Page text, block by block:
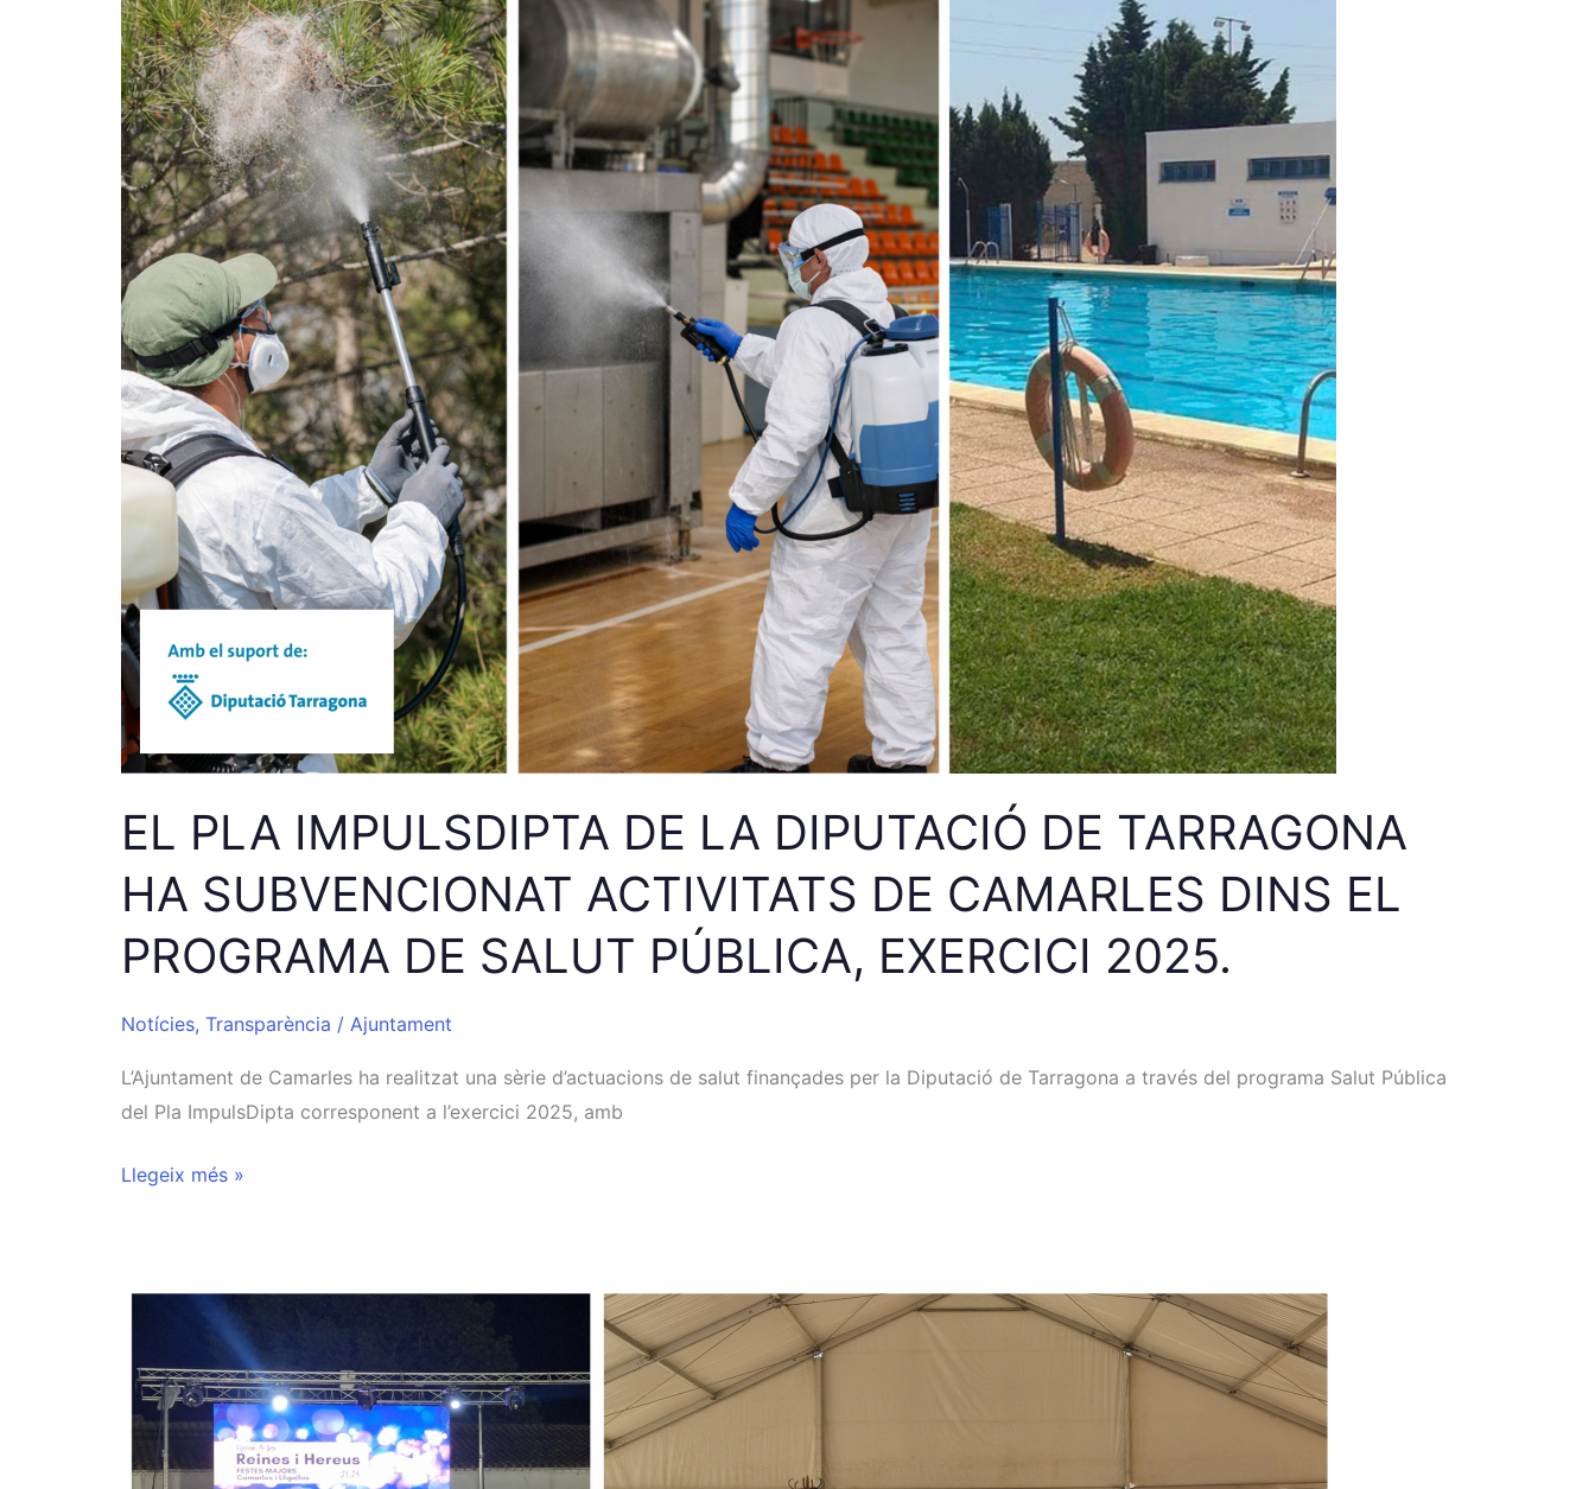
EL PLA IMPULSDIPTA DE LA DIPUTACIÓ DE TARRAGONA
HA SUBVENCIONAT ACTIVITATS DE CAMARLES DINS EL
PROGRAMA DE SALUT PÚBLICA, EXERCICI 2025.
Notícies, Transparència / Ajuntament
L’Ajuntament de Camarles ha realitzat una sèrie d’actuacions de salut finançades per la Diputació de Tarragona a través del programa Salut Pública
del Pla ImpulsDipta corresponent a l’exercici 2025, amb
DE
LA
DIPUTACIÓ
DE
TARRAGONA
HA
SUBVENCIONAT
ACTIVITATS
DE
CAMARLES
DINS
EL
PROGRAMA
SALUT
PÚBLICA,
EXERCICI
2025.
Llegeix més »
EL
IMPULSDIPTA
DE
DIPUTACIÓ